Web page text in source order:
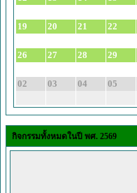
19 20 21 22
26 27 28 29
02 03 04 05
กิจกรรมทั้งหมดในปี พศ. 2569